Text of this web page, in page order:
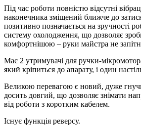
Під час роботи повністю відсутні
наконечника зміщений ближче до
позитивно позначається на зручності
систему охолодження, що дозволяє
комфортнішою – руки майстра не
Має 2 утримувачі для ручки-
який кріпиться до апарату, і один
Великою перевагою є новий, дуже
досить довгий, що дозволяє знімати
від роботи з коротким кабелем.
Існує функція реверсу.